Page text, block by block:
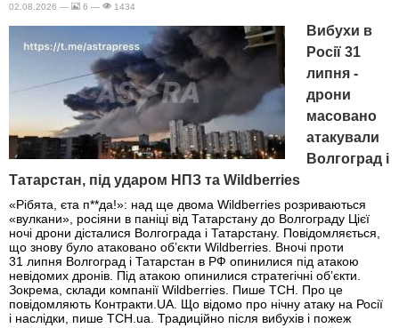
02.08.2026 — 6 — 1434
Вибухи в
Росії 31
липня -
дрони
масовано
атакували
Волгоград і
Татарстан, під ударом НПЗ та Wildberries
«Рібята, єта п**да!»: над ще двома Wildberries розриваються
«вулкани», росіяни в паніці від Татарстану до Волгограду Цієї
ночі дрони дісталися Волгограда і Татарстану. Повідомляється,
що знову було атаковано об’єкти Wildberries. Вночі проти
31 липня Волгоград і Татарстан в РФ опинилися під атакою
невідомих дронів. Під атакою опинилися стратегічні об’єкти.
Зокрема, склади компанії Wildberries. Пише ТСН. Про це
повідомляють Контракти.UA. Що відомо про нічну атаку на Росії
і наслідки, пише ТСН.ua. Традиційно після вибухів і пожеж